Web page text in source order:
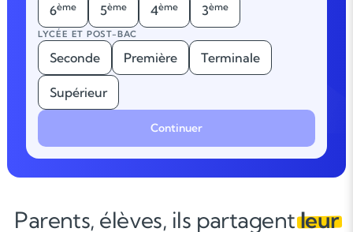
6ème 5ème 4ème 3ème
LYCÉE ET POST-BAC
Seconde Première Terminale
Supérieur
Continuer
Parents, élèves, ils partagentleur